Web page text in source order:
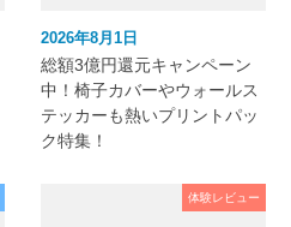
2026年8月1日
総額3億円還元キャンペーン
中！椅子カバーやウォールス
テッカーも熱いプリントパッ
ク特集！
体験レビュー